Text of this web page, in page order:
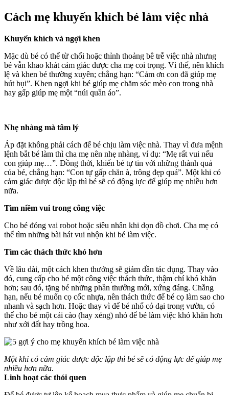
Cách mẹ khuyến khích bé làm việc nhà
Khuyến khích và ngợi khen
Mặc dù bé có thể từ chối hoặc thỉnh thoảng bê trễ việc nhà nhưng
bé vẫn khao khát cảm giác được cha mẹ coi trọng. Vì thế, nên khích
lệ và khen bé thường xuyên; chẳng hạn: “Cảm ơn con đã giúp mẹ
hút bụi”. Khen ngợi khi bé giúp mẹ chăm sóc mèo con trong nhà
hay gấp giúp mẹ một “núi quần áo”.
Nhẹ nhàng mà tâm lý
Áp đặt không phải cách để bé chịu làm việc nhà. Thay vì đưa mệnh
lệnh bắt bé làm thì cha mẹ nên nhẹ nhàng, ví dụ: “Mẹ rất vui nếu
con giúp mẹ…”. Đồng thời, khiến bé tự tin với những thành quả
của bé, chẳng hạn: “Con tự gấp chăn à, trông đẹp quá”. Một khi có
cảm giác được độc lập thì bé sẽ có động lực để giúp mẹ nhiều hơn
nữa.
Tìm niềm vui trong công việc
Cho bé đóng vai robot hoặc siêu nhân khi dọn đồ chơi. Cha mẹ có
thể tìm những bài hát vui nhộn khi bé làm việc.
Tìm các thách thức khó hơn
Về lâu dài, một cách khen thưởng sẽ giảm dần tác dụng. Thay vào
đó, cung cấp cho bé một công việc thách thức, thậm chí khó khăn
hơn; sau đó, tặng bé những phần thưởng mới, xứng đáng. Chẳng
hạn, nếu bé muốn cọ cốc nhựa, nên thách thức để bé cọ làm sao cho
nhanh và sạch hơn. Hoặc thay vì để bé nhổ cỏ dại trong vườn, có
thể cho bé một cái cào (hay xẻng) nhỏ để bé làm việc khó khăn hơn
như xới đất hay trồng hoa.
Một khi có cảm giác được độc lập thì bé sẽ có động lực để giúp mẹ
nhiều hơn nữa.
Linh hoạt các thói quen